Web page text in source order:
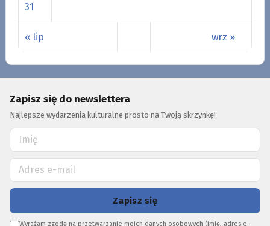
« lip wrz »
31
Zapisz się do newslettera
Najlepsze wydarzenia kulturalne prosto na Twoją skrzynkę!
Zapisz się
Wyrażam zgodę na przetwarzanie moich danych osobowych (imię, adres e-